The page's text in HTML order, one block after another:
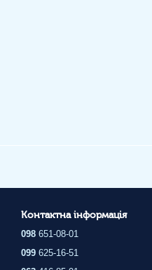
Контактна інформація
098 651-08-01
099 625-16-51